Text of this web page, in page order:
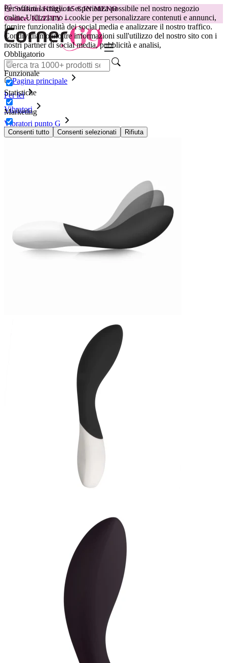
Per offrirti la migliore esperienza possibile nel nostro negozio
online.Utilizziamo i cookie per personalizzare contenuti e annunci,
fornire funzionalità dei social media e analizzare il nostro traffico.
Condividiamo inoltre informazioni sull'utilizzo del nostro sito con i
nostri partner di social media, pubblicità e analisi,
Obbligatorio
Funzionale
Statistiche
Marketing
Consenti tutto Consenti selezionati Rifiuta
😽Svakom Klitty: 15 € IN MENO
Codice: KLITTY →
Pagina principale
Per lei
Vibratori
Vibratori punto G
Vibratore LELO - Mona Wave, nero